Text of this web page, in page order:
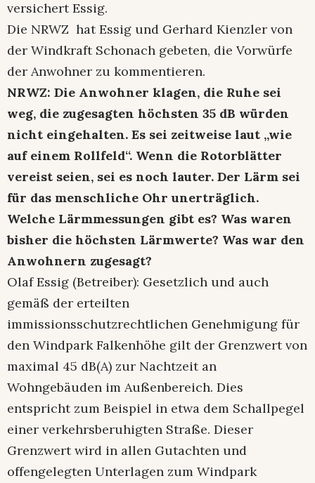
versichert Essig.
Die NRWZ hat Essig und Gerhard Kienzler von
der Windkraft Schonach gebeten, die Vorwürfe
der Anwohner zu kommentieren.
NRWZ: Die Anwohner klagen, die Ruhe sei
weg, die zugesagten höchsten 35 dB würden
nicht eingehalten. Es sei zeitweise laut „wie
auf einem Rollfeld“. Wenn die Rotorblätter
vereist seien, sei es noch lauter. Der Lärm sei
für das menschliche Ohr unerträglich.
Welche Lärmmessungen gibt es? Was waren
bisher die höchsten Lärmwerte? Was war den
Anwohnern zugesagt?
Olaf Essig (Betreiber): Gesetzlich und auch
gemäß der erteilten
immissionsschutzrechtlichen Genehmigung für
den Windpark Falkenhöhe gilt der Grenzwert von
maximal 45 dB(A) zur Nachtzeit an
Wohngebäuden im Außenbereich. Dies
entspricht zum Beispiel in etwa dem Schallpegel
einer verkehrsberuhigten Straße. Dieser
Grenzwert wird in allen Gutachten und
offengelegten Unterlagen zum Windpark